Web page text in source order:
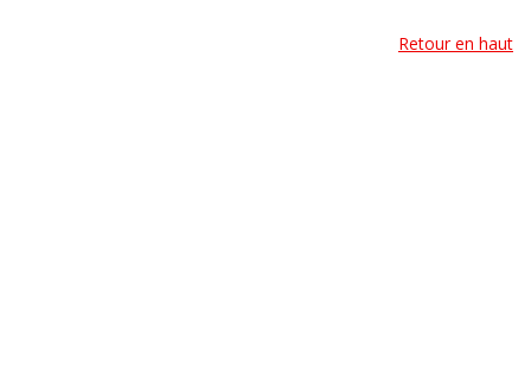
Retour en haut